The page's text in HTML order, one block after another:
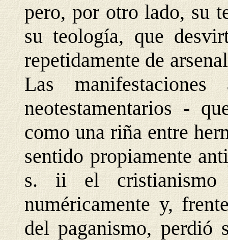
pero, por otro lado, su
su teología, que
repetidamente de
Las
neotestamentarios -
como una riña entre
sentido propiamente
s. ii el cristianismo
numéricamente y,
del paganismo, perdió